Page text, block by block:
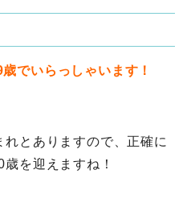
でいらっしゃいます！
とありますので、正確に
を迎えますね！